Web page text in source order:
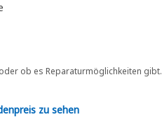
ob es Reparaturmöglichkeiten gibt.
zu sehen